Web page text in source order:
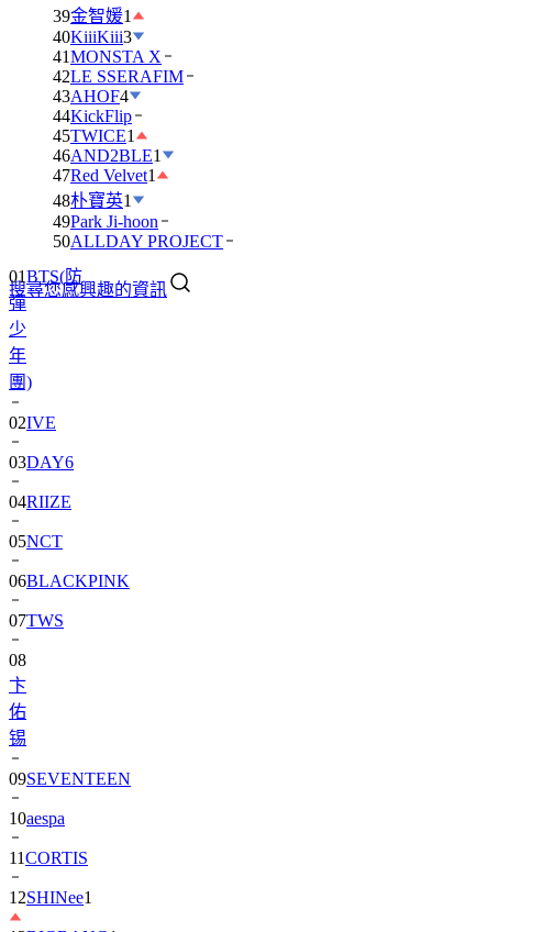
39金智媛1
40KiiiKiii3
41MONSTA X
42LE SSERAFIM
43AHOF4
44KickFlip
45TWICE1
46AND2BLE1
47Red Velvet1
48朴寶英1
49Park Ji-hoon
50ALLDAY PROJECT
搜尋您感興趣的資訊
BTS(防
少
年
團)
02IVE
03DAY6
04RIIZE
05NCT
06BLACKPINK
07TWS
08
卞
佑
锡
09
10aespa
11CORTIS
12SHINee1
13BIGBANG